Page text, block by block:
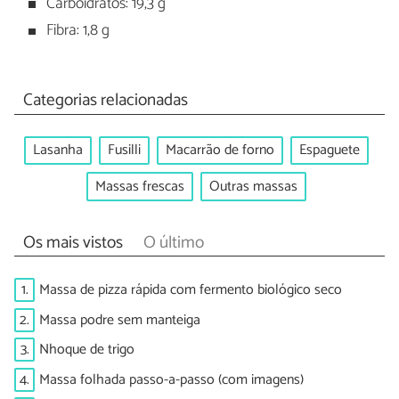
Fibra: 1,8 g
Categorias relacionadas
Lasanha Fusilli Macarrão de forno
Espaguete
Massas frescas
Outras massas
Os mais vistos O último
1. Massa de pizza rápida com fermento biológico seco
2. Massa podre sem manteiga
3. Nhoque de trigo
4. Massa folhada passo-a-passo (com imagens)